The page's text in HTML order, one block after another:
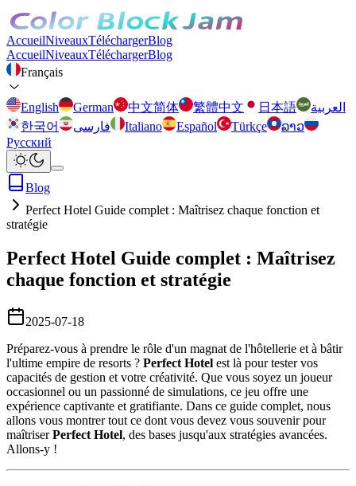
AccueilNiveauxTéléchargerBlog
AccueilNiveauxTéléchargerBlog
Français
English German 中文简体 繁體中文 日本語
العربية
한국어
فارسی Italiano Español Türkçe
ລາວ
Русский
Blog
Perfect Hotel Guide complet : Maîtrisez chaque fonction et
stratégie
Perfect Hotel Guide complet : Maîtrisez
chaque fonction et stratégie
2025-07-18
Préparez-vous à prendre le rôle d'un magnat de l'hôtellerie et à bâtir
l'ultime empire de resorts ? Perfect Hotel est là pour tester vos
capacités de gestion et votre créativité. Que vous soyez un joueur
occasionnel ou un passionné de simulations, ce jeu offre une
expérience captivante et gratifiante. Dans ce guide complet, nous
allons vous montrer tout ce dont vous devez vous souvenir pour
maîtriserPerfect Hotel, des bases jusqu'aux stratégies avancées.
Allons-y !